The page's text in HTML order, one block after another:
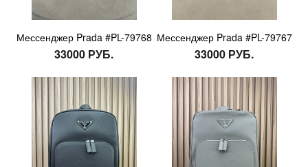
Мессенджер Prada #PL-79768
33000 РУБ.
Мессенджер Prada #PL-79767
33000 РУБ.